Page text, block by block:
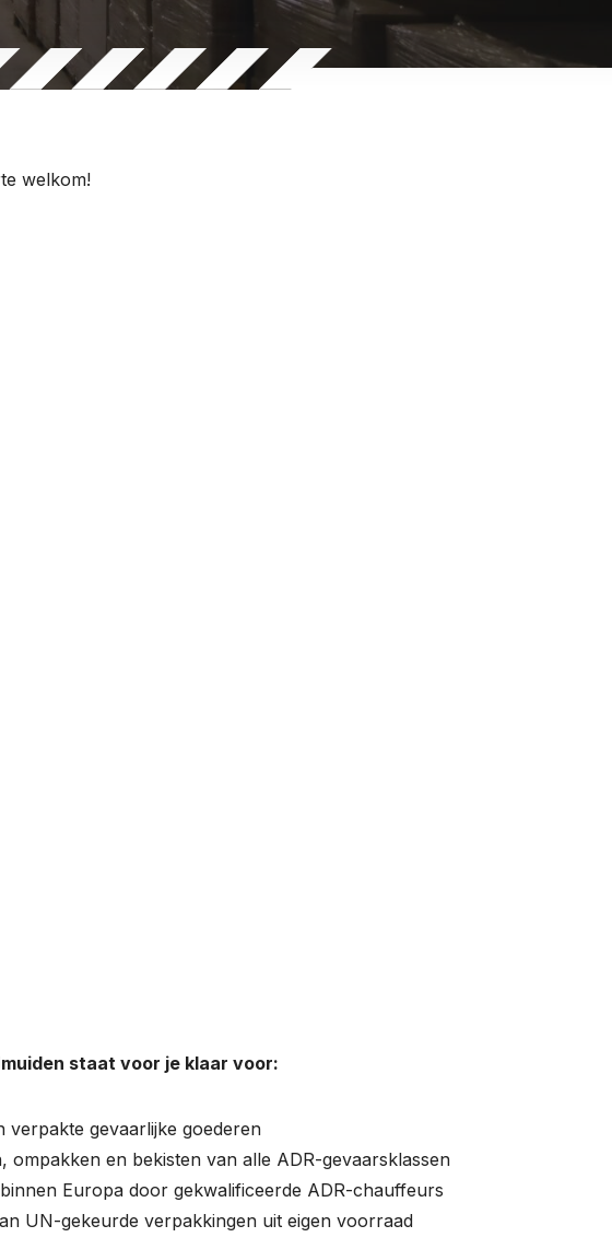
welkom!
staat voor je klaar voor:
verpakte gevaarlijke goederen
ompakken en bekisten van alle ADR-gevaarsklassen
Europa door gekwalificeerde ADR-chauffeurs
UN-gekeurde verpakkingen uit eigen voorraad